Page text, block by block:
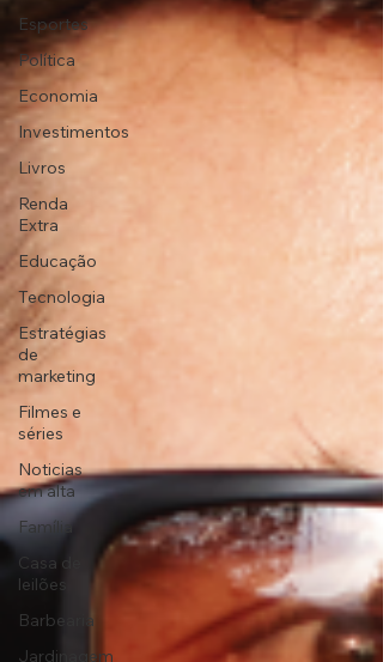
Esportes
Política
Economia
Investimentos
Livros
Renda
Extra
Educação
Tecnologia
Estratégias
de
marketing
Filmes e
séries
Noticias
em alta
Família
Casa de
leilões
Barbearia
Jardinagem